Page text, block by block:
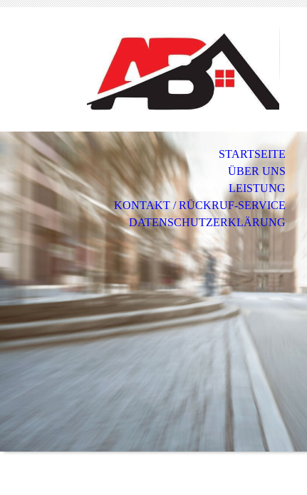
STARTSEITE
ÜBER UNS
LEISTUNG
KONTAKT / RÜCKRUF-SERVICE
DATENSCHUTZERKLÄRUNG